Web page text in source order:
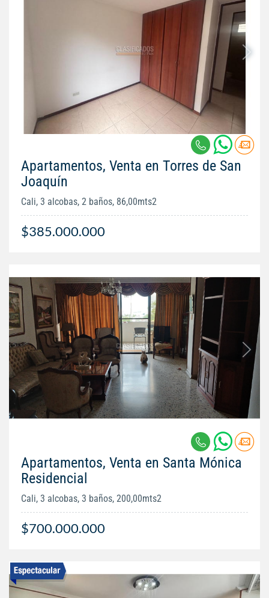
Apartamentos, Venta en Torres de San
Joaquín
Cali, 3 alcobas, 2 baños, 86,00mts2
$385.000.000
Apartamentos, Venta en Santa Mónica
Residencial
Cali, 3 alcobas, 3 baños, 200,00mts2
$700.000.000